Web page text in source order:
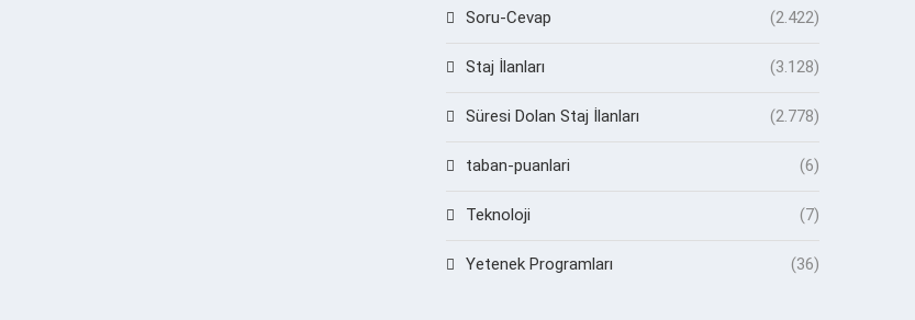
Soru-Cevap (2.422)
Staj İlanları (3.128)
Süresi Dolan Staj İlanları (2.778)
taban-puanlari (6)
Teknoloji (7)
Yetenek Programları (36)